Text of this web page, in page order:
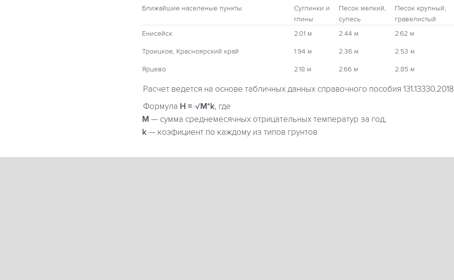
Ближайшие населеные пункты
Суглинки и
глины
Песок мелкий,
супесь
Песок крупный,
гравелистый
Енисейск
2.01 м 2.44 м 2.62 м
Троицкое, Красноярский край 1.94 м 2.36 м 2.53 м
Ярцево 2.18 м 2.66 м 2.85 м
Расчет ведется на основе табличных данных справочного пособия 131.13330.2018
Формула H = √M*k, где
М — сумма среднемесячных отрицательных температур за год,
k — коэфициент по каждому из типов грунтов